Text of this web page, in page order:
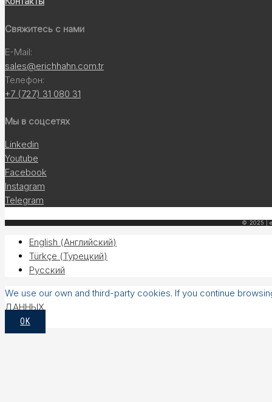
Свяжитесь с нами
E-Mail:
sales@erichhahn.com.tr
Телефон:
+7 (727) 31 080 31
Мы в соцсетях
Linkedin
Youtube
Facebook
Instagram
Telegram
© 2025 |
English (Английский)
Türkçe (Турецкий)
Русский
We use our own and third-party cookies. If you continue
ДАННЫХ
OK